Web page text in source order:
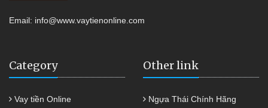
Email: info@www.vaytienonline.com
Category
Vay tiền Online
Other link
Ngựa Thái Chính Hãng